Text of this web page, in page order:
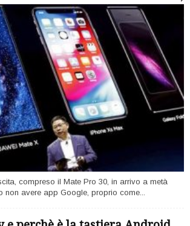
compreso il Mate Pro 30, in arrivo a metà
non avere app Google, proprio come...